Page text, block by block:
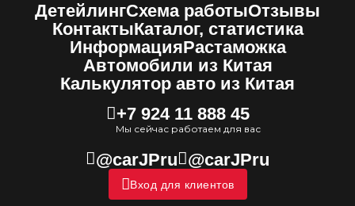
ДетейлингСхема работыОтзывы
КонтактыКаталог, статистика
ИнформацияРастаможка
Автомобили из Китая
Калькулятор авто из Китая
+7 924 11 888 45
Мы сейчас работаем для вас
@carJPru @carJPru
Вход для клиентов